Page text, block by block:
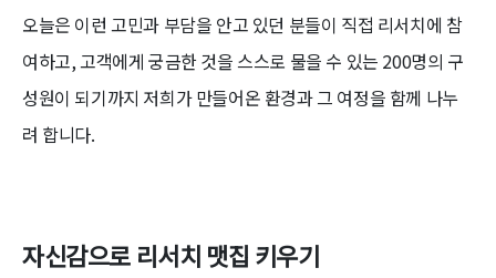
오늘은 이런 고민과 부담을 안고 있던 분들이 직접 리서치에 참
여하고, 고객에게 궁금한 것을 스스로 물을 수 있는 200명의 구
성원이 되기까지 저희가 만들어온 환경과 그 여정을 함께 나누
려 합니다.
자신감으로 리서치 맷집 키우기